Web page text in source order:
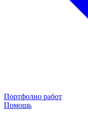
Портфолио работ
Помощь